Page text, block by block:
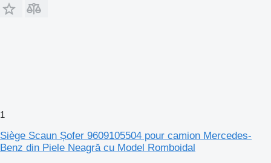
1
Siège Scaun Șofer 9609105504 pour camion Mercedes-
Benz din Piele Neagră cu Model Romboidal